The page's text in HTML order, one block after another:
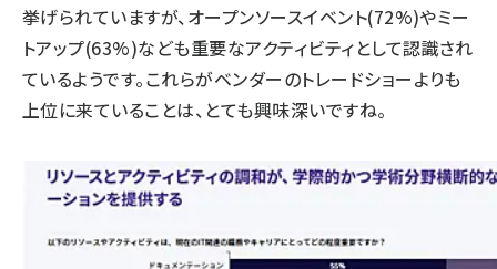
挙げられていますが、オープンソースイベント(72%)やミー
トアップ(63%)なども重要なアクティビティとして認識され
ているようです。これらがベンダーのトレードショーよりも
上位に来ていることは、とても興味深いですね。